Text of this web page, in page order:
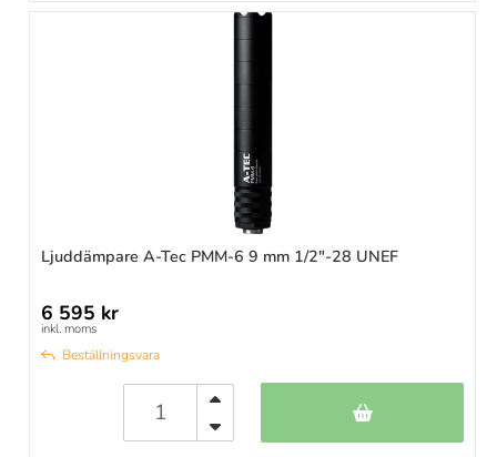
Ljuddämpare A-Tec PMM-6 9 mm 1/2"-28 UNEF
6 595 kr
inkl. moms
Beställningsvara